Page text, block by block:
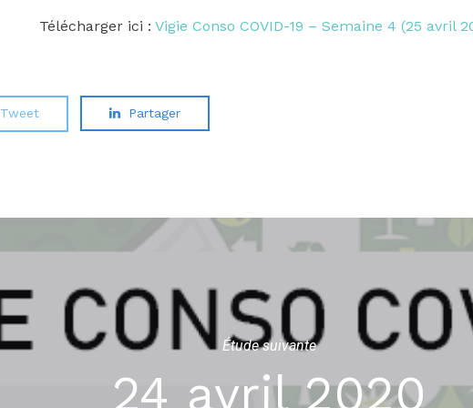
Télécharger ici : Vigie Conso COVID-19 – Semaine 4 (25 avril
Tweet Partager
Étude suivante
24 avril 2020